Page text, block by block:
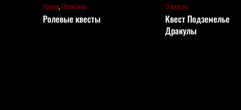
Наука,Полезное
Ролевые квесты
О квесте
Квест Подземелье
Дракулы